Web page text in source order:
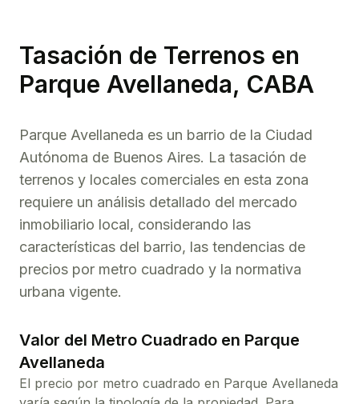
Tasación de Terrenos en
Parque Avellaneda, CABA
Parque Avellaneda es un barrio de la Ciudad
Autónoma de Buenos Aires. La tasación de
terrenos y locales comerciales en esta zona
requiere un análisis detallado del mercado
inmobiliario local, considerando las
características del barrio, las tendencias de
precios por metro cuadrado y la normativa
urbana vigente.
Valor del Metro Cuadrado en Parque
Avellaneda
El precio por metro cuadrado en Parque Avellaneda